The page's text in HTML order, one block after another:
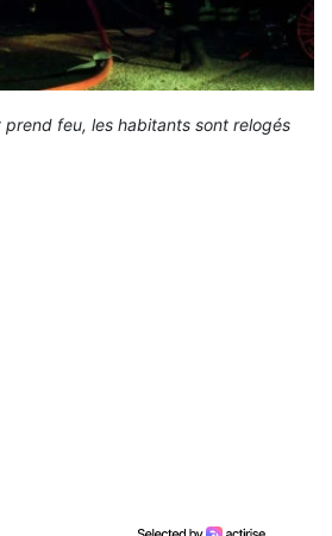
prend feu, les habitants sont relogés